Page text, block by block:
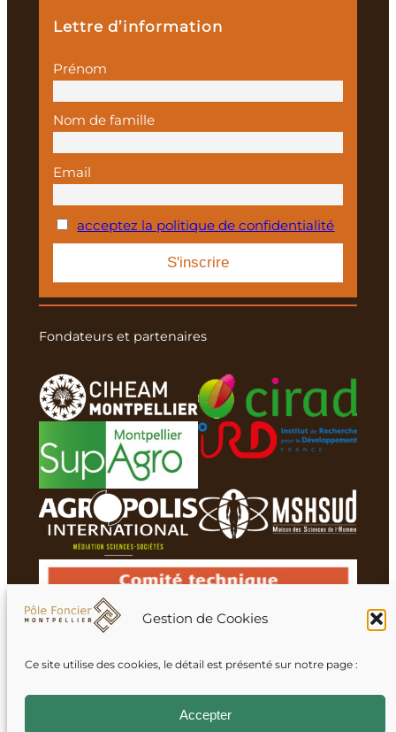
Gestion de Cookies
Ce site utilise des cookies, le détail est présenté sur notre page :
Accepter
Lettre d’information
Prénom
Nom de famille
Email
acceptez la politique de confidentialité
Fondateurs et partenaires
Membres du réseau